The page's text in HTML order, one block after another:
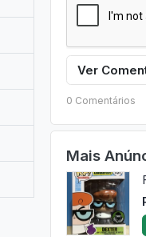
Ver
0 Comentários
Mais